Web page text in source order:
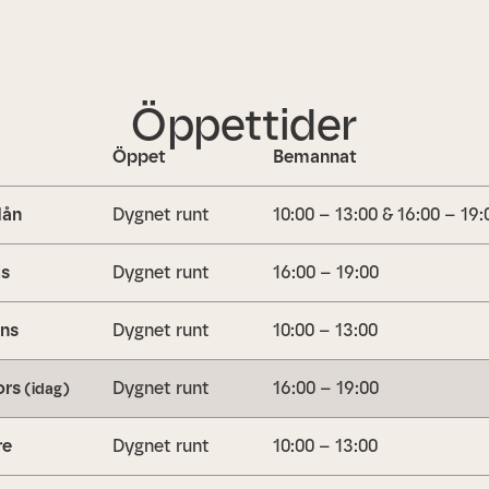
Öppettider
Öppet Bemannat
Dygnet runt 10:00 – 13:00 & 16:00 –
Dygnet runt 16:00 – 19:00
Dygnet runt 10:00 – 13:00
(idag) Dygnet runt 16:00 – 19:00
Dygnet runt 10:00 – 13:00